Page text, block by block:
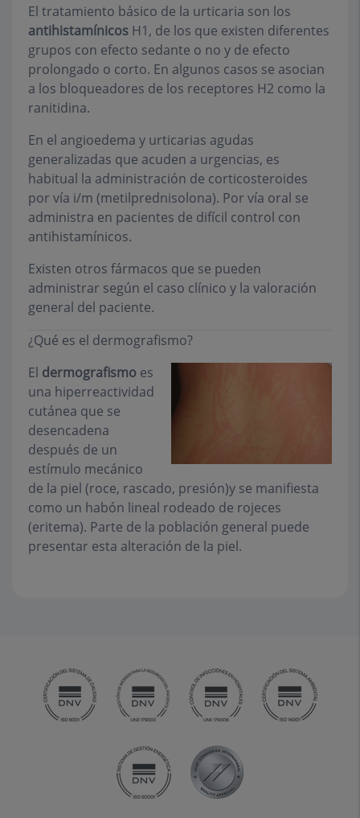
El tratamiento básico de la urticaria son los
antihistamínicos H1, de los que existen diferentes
grupos con efecto sedante o no y de efecto
prolongado o corto. En algunos casos se asocian
a los bloqueadores de los receptores H2 como la
ranitidina.
En el angioedema y urticarias agudas
generalizadas que acuden a urgencias, es
habitual la administración de corticosteroides
por vía i/m (metilprednisolona). Por vía oral se
administra en pacientes de difícil control con
antihistamínicos.
Existen otros fármacos que se pueden
administrar según el caso clínico y la valoración
general del paciente.
¿Qué es el dermografismo?
El dermografismo es
una hiperreactividad
cutánea que se
desencadena
después de un
estímulo mecánico
de la piel (roce, rascado, presión)y se manifiesta
como un habón lineal rodeado de rojeces
(eritema). Parte de la población general puede
presentar esta alteración de la piel.